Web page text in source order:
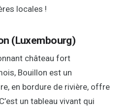
locales !
(Luxembourg)
château fort
Bouillon est un
en bordure de rivière, offre
un tableau vivant qui